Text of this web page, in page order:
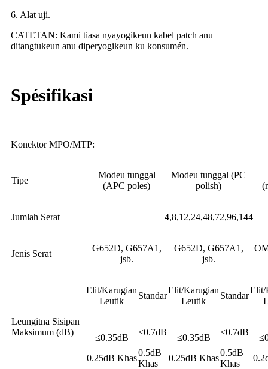
6. Alat uji.
CATETAN: Kami tiasa nyayogikeun kabel patch anu
ditangtukeun anu diperyogikeun ku konsumén.
Spésifikasi
Konektor MPO/MTP:
Tipe
Modeu tunggal
(APC poles)
Modeu tunggal (PC
polish)
Jumlah Serat 4,8,12,24,48,72,96,144
Jenis Serat
G652D, G657A1,
jsb.
G652D, G657A1,
jsb.
Leungitna Sisipan
Maksimum (dB)
Elit/Karugian
Leutik
Standar
Elit/Karugian
Leutik
Standar
Elit/
≤0.35dB
0.25dB Khas
≤0.7dB
0.5dB
Khas
≤0.35dB
0.25dB Khas
≤0.7dB
0.5dB
Khas